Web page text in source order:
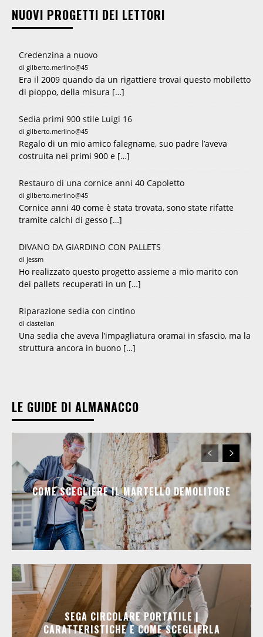
NUOVI PROGETTI DEI LETTORI
Credenzina a nuovo
di gilberto.merlino@45
Era il 2009 quando da un rigattiere trovai questo mobiletto
di pioppo, della misura […]
Sedia primi 900 stile Luigi 16
di gilberto.merlino@45
Regalo di un mio amico falegname, suo padre l’aveva
costruita nei primi 900 e […]
Restauro di una cornice anni 40 Capoletto
di gilberto.merlino@45
Cornice anni 40 come è stata trovata, sono state rifatte
tramite calchi di gesso […]
DIVANO DA GIARDINO CON PALLETS
di jessm
Ho realizzato questo progetto assieme a mio marito con
dei pallets recuperati in un […]
Riparazione sedia con cintino
di ciastellan
Una sedia che aveva l’impagliatura oramai in sfascio, ma la
struttura ancora in buono […]
LE GUIDE DI ALMANACCO
COME SCEGLIERE IL MARTELLO DEMOLITORE
SEGA CIRCOLARE PORTATILE |
CARATTERISTICHE E COME SCEGLIERLA